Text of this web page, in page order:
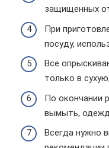
защищенных
При
посуду,
Все
только в
По окончании
вымыть,
Всегда нужно